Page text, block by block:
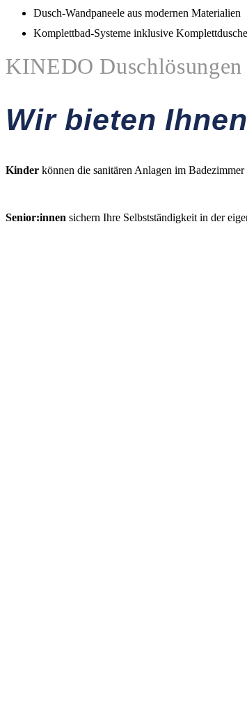
Dusch-Wandpaneele aus modernen Materialien
Komplettbad-Systeme inklusive
KINEDO Duschlösungen
Wir bieten
Kinder können die sanitären Anlagen im
Senior:innen sichern Ihre Selbstständigkeit in der